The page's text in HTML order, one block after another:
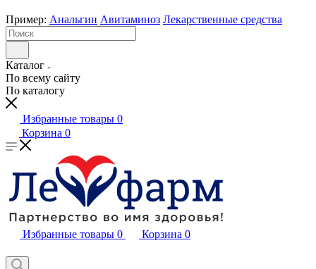
Пример: Анальгин Авитаминоз Лекарственные средства
Каталог
По всему сайту
По каталогу
Избранные товары 0
Корзина 0
Избранные товары 0 Корзина 0